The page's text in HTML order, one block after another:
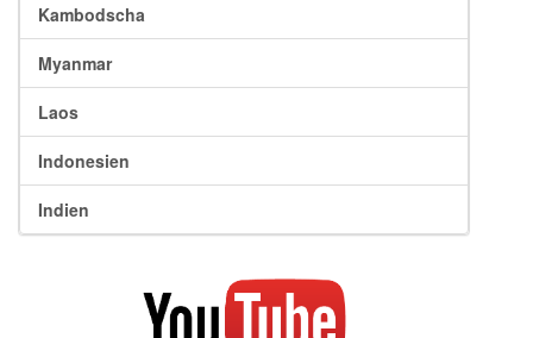
Kambodscha
Myanmar
Laos
Indonesien
Indien